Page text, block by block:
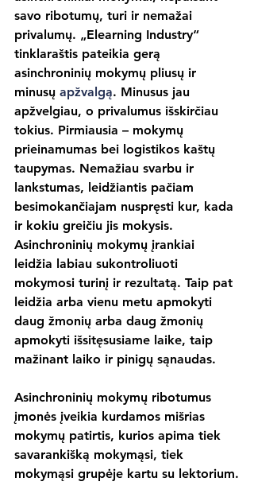
savo ribotumų, turi ir nemažai
privalumų. „Elearning Industry“
tinklaraštis pateikia gerą
asinchroninių mokymų pliusų ir
minusų apžvalgą. Minusus jau
apžvelgiau, o privalumus išskirčiau
tokius. Pirmiausia – mokymų
prieinamumas bei logistikos kaštų
taupymas. Nemažiau svarbu ir
lankstumas, leidžiantis pačiam
besimokančiajam nuspręsti kur, kada
ir kokiu greičiu jis mokysis.
Asinchroninių mokymų įrankiai
leidžia labiau sukontroliuoti
mokymosi turinį ir rezultatą. Taip pat
leidžia arba vienu metu apmokyti
daug žmonių arba daug žmonių
apmokyti išsitęsusiame laike, taip
mažinant laiko ir pinigų sąnaudas.
Asinchroninių mokymų ribotumus
įmonės įveikia kurdamos mišrias
mokymų patirtis, kurios apima tiek
savarankišką mokymąsi, tiek
mokymąsi grupėje kartu su lektorium.